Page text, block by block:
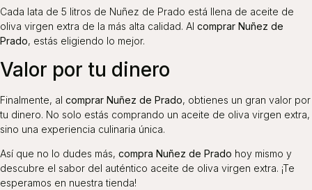
Cada lata de 5 litros de Nuñez de Prado está llena de aceite de
oliva virgen extra de la más alta calidad. Al comprar Nuñez de
Prado, estás eligiendo lo mejor.
Valor por tu dinero
Finalmente, al comprar Nuñez de Prado, obtienes un gran valor por
tu dinero. No solo estás comprando un aceite de oliva virgen extra,
sino una experiencia culinaria única.
Así que no lo dudes más, compra Nuñez de Prado hoy mismo y
descubre el sabor del auténtico aceite de oliva virgen extra. ¡Te
esperamos en nuestra tienda!